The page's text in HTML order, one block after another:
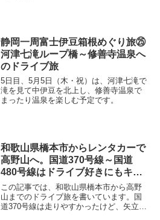
静岡一周富士伊豆箱根めぐり旅㉕
河津七滝ループ橋～修善寺温泉へ
のドライブ旅
5日目、5月5日（木・祝）は、河津七滝で
滝を見て中伊豆を北上し、修善寺温泉で
まったり温泉を楽しむ予定です。
和歌山県橋本市からレンタカーで
高野山へ。国道370号線～国道
480号線はドライブ好きにもキビ
しい修行の道
この記事では、和歌山県橋本市から高野
山までのドライブ旅を書いています。国
道370号線は走りやすかったけど、矢立か